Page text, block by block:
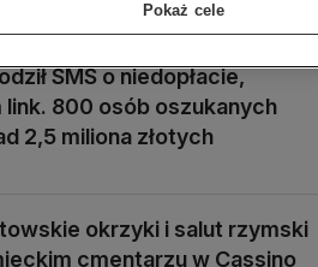
SMS o niedopłacie,
link. 800 osób oszukanych
2,5 miliona złotych
okrzyki i salut rzymski
cmentarzu w Cassino
Pokaż cele